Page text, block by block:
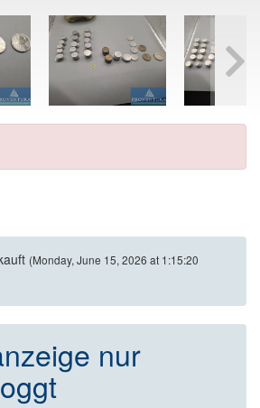
(Monday, June 15, 2026 at 1:15:20
nur